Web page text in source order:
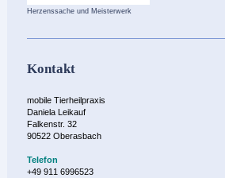
Herzenssache und Meisterwerk
Kontakt
mobile Tierheilpraxis
Daniela Leikauf
Falkenstr. 32
90522 Oberasbach
Telefon
+49 911 6996523